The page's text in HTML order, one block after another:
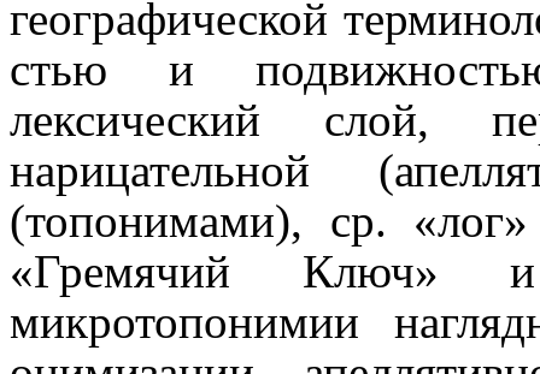
географической
стью и
лексический слой,
нарицательной
(топонимами), ср.
«Гремячий
микротопонимии